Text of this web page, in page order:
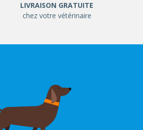
LIVRAISON GRATUITE
chez votre vétérinaire